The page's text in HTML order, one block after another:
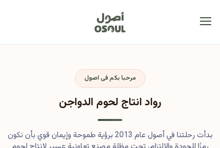
مرحبا بكم فى اصول
رواد انتاج لحوم الدواجن
بدأت رحلتنا في أصول عام 2013 برؤية طموحة وإيمان قوي بأن نكون